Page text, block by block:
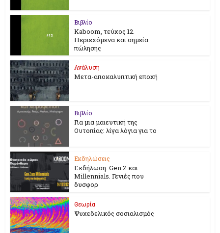
Βιβλίο
Kaboom, τεύχος 12.
Περιεχόμενα και σημεία
πώλησης
Ανάλυση
Μετα-αποκαλυπτική εποχή
Βιβλίο
Για μια μαιευτική της
Ουτοπίας: λίγα λόγια για το
Εκδηλώσεις
Εκδήλωση: Gen Z και
Millennials. Γενιές που
δυσφορ
Θεωρία
Ψυχεδελικός σοσιαλισμός